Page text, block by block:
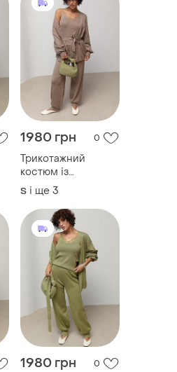
1980 грн 0
Трикотажний
костюм із
кардиганом, топом
та штанами
S і ще 3
1980 грн 0